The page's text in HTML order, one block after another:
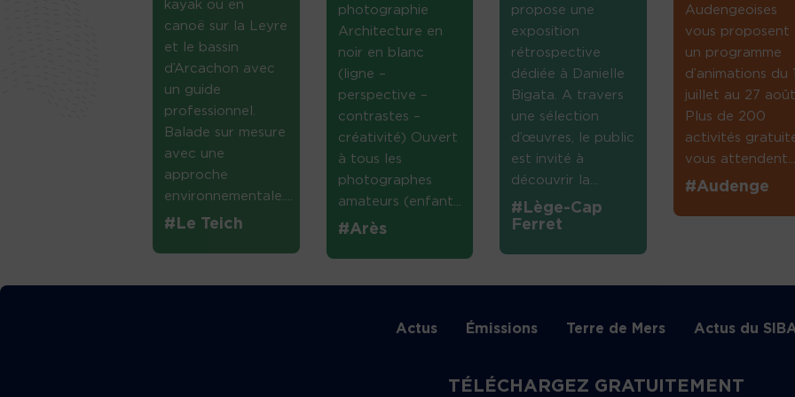
kayak ou en
canoë sur la Leyre
et le bassin
d’Arcachon avec
un guide
professionnel.
Balade sur mesure
avec une
approche
environnementale....
#Le Teich
photographie
Architecture en
noir en blanc
(ligne –
perspective –
contrastes –
créativité) Ouvert
à tous les
photographes
amateurs (enfant...
#Arès
propose une
exposition
rétrospective
dédiée à Danielle
Bigata. A travers
une sélection
d’œuvres, le public
est invité à
découvrir la...
#Lège-Cap
Ferret
Audengeoises
vous proposent
un programme
d’animations du 1
juillet au 27 août.
Plus de 200
activités
vous attendent....
#Audenge
Actus Émissions Terre de Mers Actus du
TÉLÉCHARGEZ GRATUITEMENT